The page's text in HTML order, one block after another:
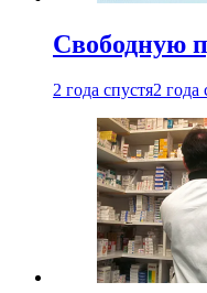
Свободную
2 года спустя2 года